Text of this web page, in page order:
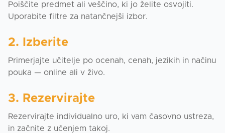
Poiščite predmet ali veščino, ki jo želite osvojiti.
Uporabite filtre za natančnejši izbor.
2. Izberite
Primerjajte učitelje po ocenah, cenah, jezikih in načinu
pouka — online ali v živo.
3. Rezervirajte
Rezervirajte individualno uro, ki vam časovno ustreza,
in začnite z učenjem takoj.